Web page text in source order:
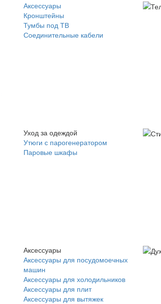
Аксессуары
Кронштейны
Тумбы под ТВ
Соединительные кабели
Уход за одеждой
Утюги с парогенератором
Паровые шкафы
Аксессуары
Аксессуары для посудомоечных
машин
Аксессуары для холодильников
Аксессуары для плит
Аксессуары для вытяжек